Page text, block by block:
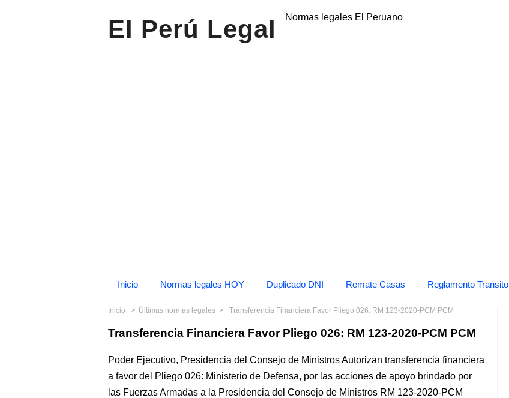
El Perú Legal Normas legales El Peruano
Inicio Normas legales HOY Duplicado DNI Remate Casas Reglamento Transito
Inicio Últimas normas legales Transferencia Financiera Favor Pliego 026: RM 123-2020-PCM PCM
Transferencia Financiera Favor Pliego 026: RM 123-2020-PCM PCM
Poder Ejecutivo, Presidencia del Consejo de Ministros Autorizan transferencia financiera
a favor del Pliego 026: Ministerio de Defensa, por las acciones de apoyo brindado por
las Fuerzas Armadas a la Presidencia del Consejo de Ministros RM 123-2020-PCM